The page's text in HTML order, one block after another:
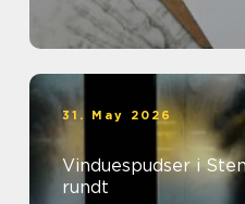
31. May 2026
Vinduespudser i
rundt